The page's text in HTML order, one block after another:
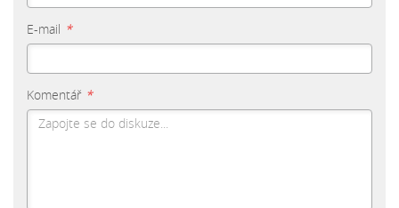
E-mail *
Komentář *